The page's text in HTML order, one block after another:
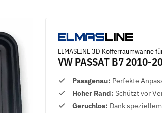
ELMASLINE 3D Kofferraumwanne
VW PASSAT B7 2010-
Passgenau: Perfekte
Hoher Rand: Schützt vor
Geruchlos: Dank